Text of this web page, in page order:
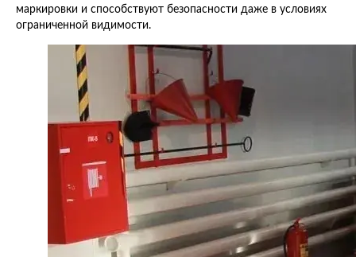
маркировки и способствуют безопасности даже в условиях
ограниченной видимости.